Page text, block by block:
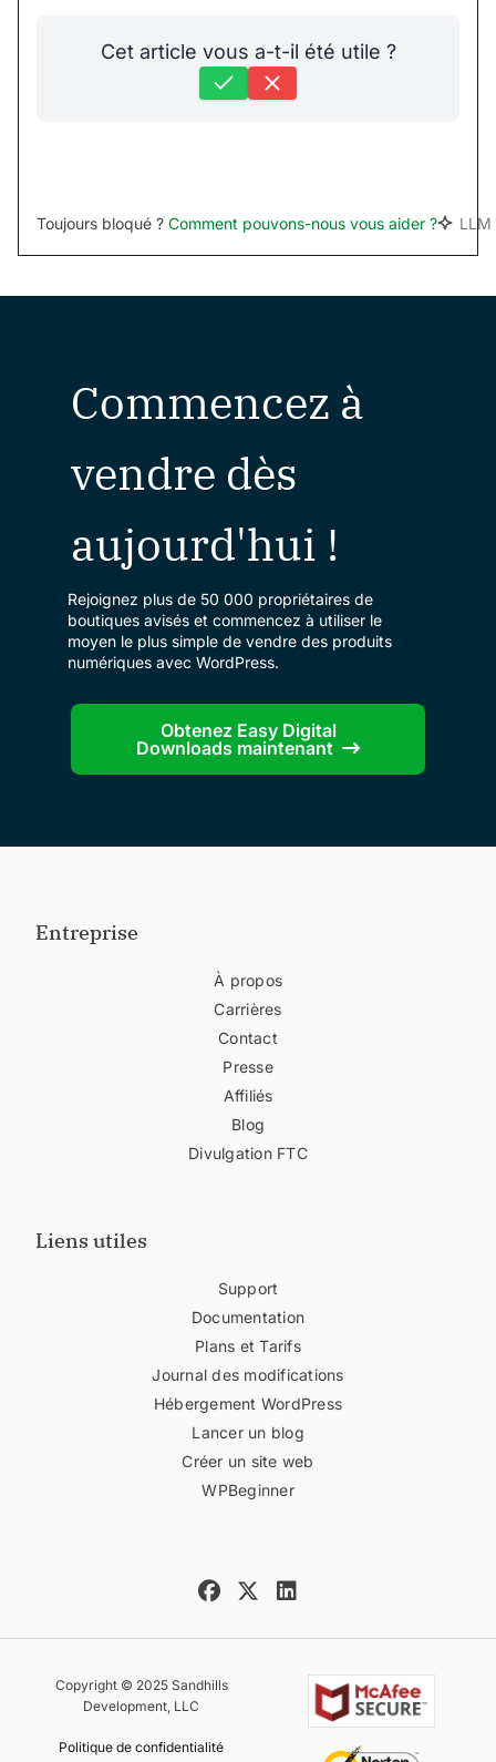
Cet article vous a-t-il été utile ?
Toujours bloqué ? Comment pouvons-nous vous aider ? LLM
Commencez à
vendre dès
aujourd'hui !
Rejoignez plus de 50 000 propriétaires de
boutiques avisés et commencez à utiliser le
moyen le plus simple de vendre des produits
numériques avec WordPress.
Obtenez Easy Digital
Downloads maintenant
Entreprise
À propos
Carrières
Contact
Presse
Affiliés
Blog
Divulgation FTC
Liens utiles
Support
Documentation
Plans et Tarifs
Journal des modifications
Hébergement WordPress
Lancer un blog
Créer un site web
WPBeginner
Copyright © 2025 Sandhills
Development, LLC
Politique de confidentialité